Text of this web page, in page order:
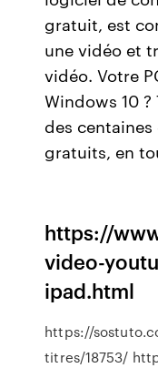
gratuit, est
une vidéo et
vidéo. Votre
Windows 10
des
gratuits, en
https://
video-
ipad.html
https://
titres/18753/